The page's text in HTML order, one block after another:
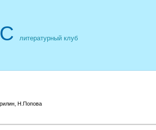
литературный клуб
Н.Попова